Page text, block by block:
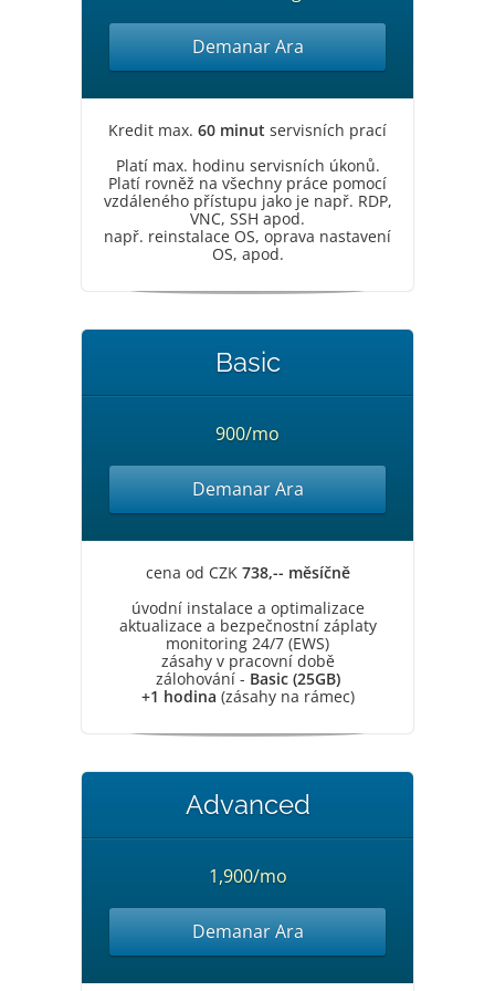
Demanar Ara
Kredit max. 60 minut servisních prací
Platí max. hodinu servisních úkonů.
Platí rovněž na všechny práce pomocí
vzdáleného přístupu jako je např. RDP,
VNC, SSH apod.
např. reinstalace OS, oprava nastavení
OS, apod.
Basic
900/mo
Demanar Ara
cena od CZK 738,-- měsíčně
úvodní instalace a optimalizace
aktualizace a bezpečnostní záplaty
monitoring 24/7 (EWS)
zásahy v pracovní době
zálohování - Basic (25GB)
+1 hodina (zásahy na rámec)
Advanced
1,900/mo
Demanar Ara